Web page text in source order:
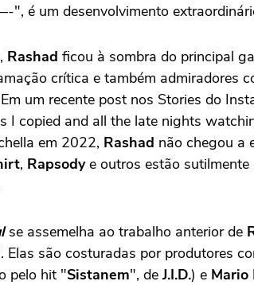
é um desenvolvimento
Rashad ficou à sombra do principal
crítica e também admiradores
um recente post nos Stories do
copied and all the late nights
em 2022, Rashad não chegou a
, Rapsodye outros estão sutilmente
se assemelha ao trabalho anterior de
Elas são costuradas por produtores
pelo hit "Sistanem", de J.I.D.) e Mario